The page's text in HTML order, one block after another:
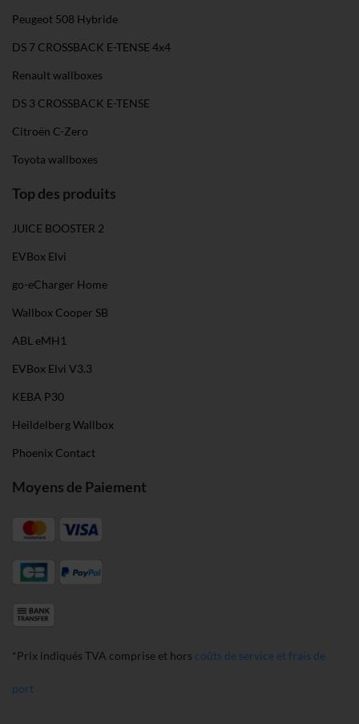
Peugeot 508 Hybride
DS 7 CROSSBACK E-TENSE 4x4
Renault wallboxes
DS 3 CROSSBACK E-TENSE
Citroën C-Zero
Toyota wallboxes
Top des produits
JUICE BOOSTER 2
EVBox Elvi
go-eCharger Home
Wallbox Cooper SB
ABL eMH1
EVBox Elvi V3.3
KEBA P30
Heildelberg Wallbox
Phoenix Contact
Moyens de Paiement
*Prix indiqués TVA comprise et hors coûts de service et frais de
port